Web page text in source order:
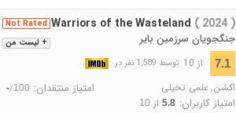
+ لیست من
Not Rated Warriors of the Wasteland ( 2024 )
جنگجویان سرزمین بایر
7.1 از 10 توسط 1,589 نفر در
اکشن,علمی تخیلی امتیاز منتقدان: -/100
امتیاز کاربران: 5.8از 10